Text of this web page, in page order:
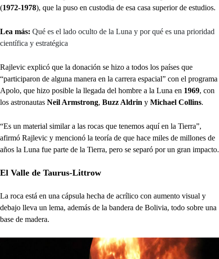
(1972-1978), que la puso en custodia de esa casa superior de estudios.
Lea más: Qué es el lado oculto de la Luna y por qué es una prioridad
científica y estratégica
Rajlevic explicó que la donación se hizo a todos los países que
“participaron de alguna manera en la carrera espacial” con el programa
Apolo, que hizo posible la llegada del hombre a la Luna en 1969, con
los astronautas Neil Armstrong, Buzz Aldrin y Michael Collins.
“Es un material similar a las rocas que tenemos aquí en la Tierra”,
afirmó Rajlevic y mencionó la teoría de que hace miles de millones de
años la Luna fue parte de la Tierra, pero se separó por un gran impacto.
El Valle de Taurus-Littrow
La roca está en una cápsula hecha de acrílico con aumento visual y
debajo lleva un lema, además de la bandera de Bolivia, todo sobre una
base de madera.